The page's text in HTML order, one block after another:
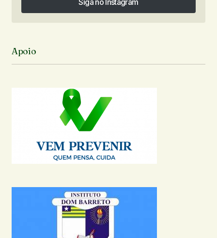
Siga no Instagram
Siga no Instagram
Apoio